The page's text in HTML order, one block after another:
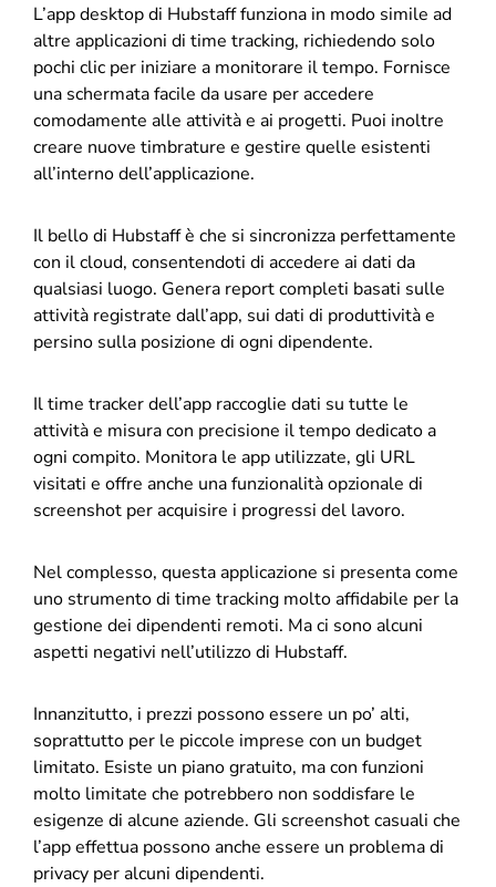
L’app desktop di Hubstaff funziona in modo simile ad
altre applicazioni di time tracking, richiedendo solo
pochi clic per iniziare a monitorare il tempo. Fornisce
una schermata facile da usare per accedere
comodamente alle attività e ai progetti. Puoi inoltre
creare nuove timbrature e gestire quelle esistenti
all’interno dell’applicazione.
Il bello di Hubstaff è che si sincronizza perfettamente
con il cloud, consentendoti di accedere ai dati da
qualsiasi luogo. Genera report completi basati sulle
attività registrate dall’app, sui dati di produttività e
persino sulla posizione di ogni dipendente.
Il time tracker dell’app raccoglie dati su tutte le
attività e misura con precisione il tempo dedicato a
ogni compito. Monitora le app utilizzate, gli URL
visitati e offre anche una funzionalità opzionale di
screenshot per acquisire i progressi del lavoro.
Nel complesso, questa applicazione si presenta come
uno strumento di time tracking molto affidabile per la
gestione dei dipendenti remoti. Ma ci sono alcuni
aspetti negativi nell’utilizzo di Hubstaff.
Innanzitutto, i prezzi possono essere un po’ alti,
soprattutto per le piccole imprese con un budget
limitato. Esiste un piano gratuito, ma con funzioni
molto limitate che potrebbero non soddisfare le
esigenze di alcune aziende. Gli screenshot casuali che
l’app effettua possono anche essere un problema di
privacy per alcuni dipendenti.